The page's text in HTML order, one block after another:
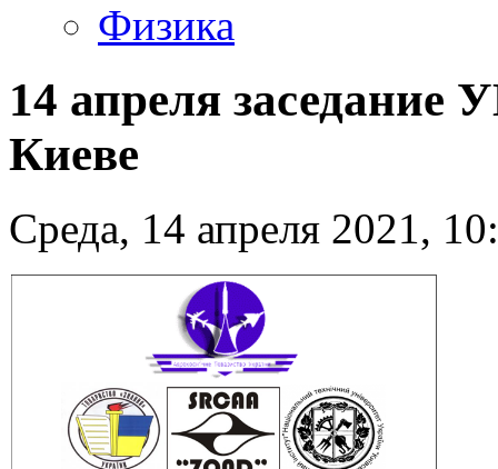
Физика
14 апреля
Киеве
Среда, 14 апреля 2021,